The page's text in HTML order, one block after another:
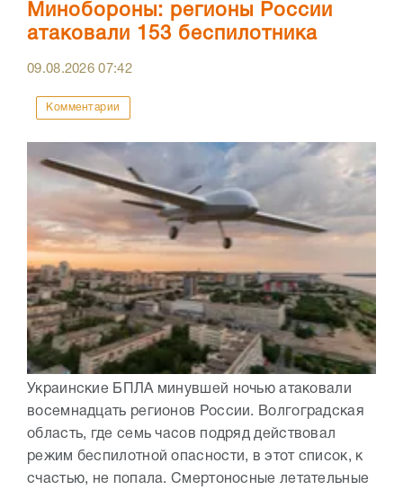
Минобороны: регионы России
атаковали 153 беспилотника
09.08.202607:42
Комментарии
Украинские БПЛА минувшей ночью атаковали
восемнадцать регионов России. Волгоградская
область, где семь часов подряд действовал
режим беспилотной опасности, в этот список, к
счастью, не попала. Смертоносные летательные